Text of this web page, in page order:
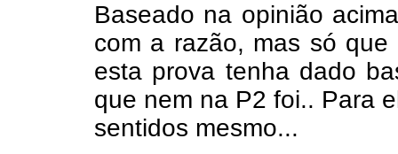
Baseado na opinião
com a razão, mas só
esta prova tenha dado
que nem na P2 foi.. Para
sentidos mesmo...